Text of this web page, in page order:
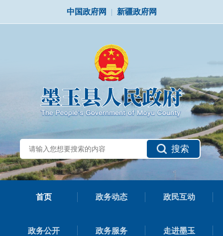
中国政府网 | 新疆政府网
搜索
首页 政务动态 政民互动
政务公开 政务服务 走进墨玉